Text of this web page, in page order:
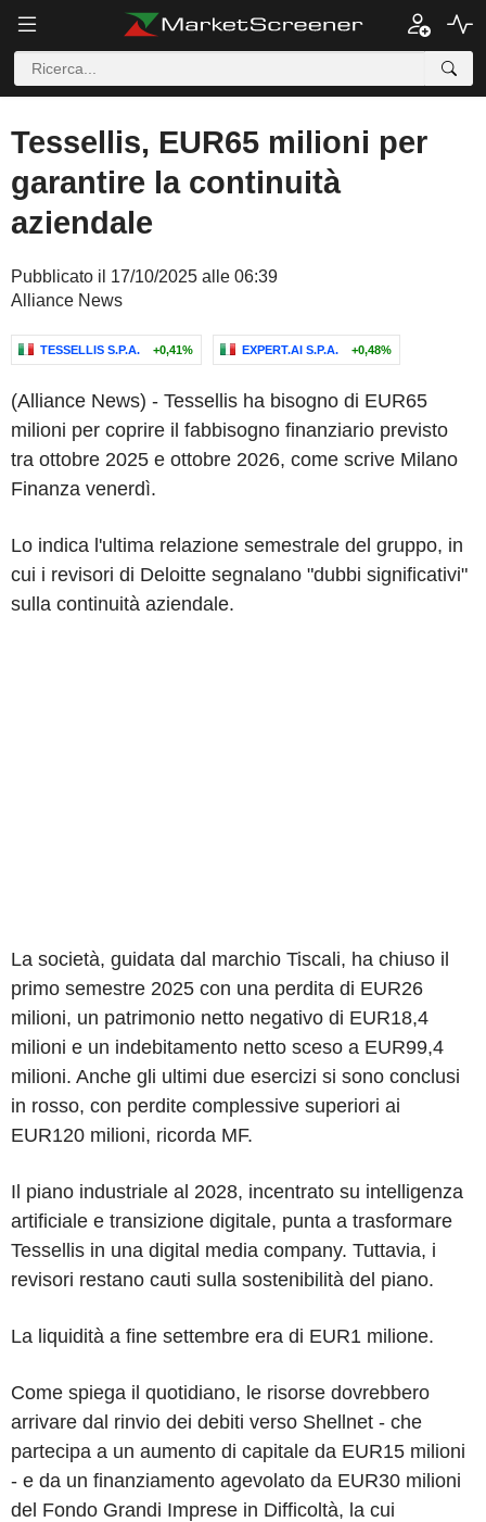
Tessellis, EUR65 milioni per
garantire la continuità
aziendale
Pubblicato il 17/10/2025 alle 06:39
Alliance News
TESSELLIS S.P.A. +0,41% EXPERT.AI S.P.A. +0,48%
(Alliance News) - Tessellis ha bisogno di EUR65
milioni per coprire il fabbisogno finanziario previsto
tra ottobre 2025 e ottobre 2026, come scrive Milano
Finanza venerdì.
Lo indica l'ultima relazione semestrale del gruppo, in
cui i revisori di Deloitte segnalano "dubbi significativi"
sulla continuità aziendale.
La società, guidata dal marchio Tiscali, ha chiuso il
primo semestre 2025 con una perdita di EUR26
milioni, un patrimonio netto negativo di EUR18,4
milioni e un indebitamento netto sceso a EUR99,4
milioni. Anche gli ultimi due esercizi si sono conclusi
in rosso, con perdite complessive superiori ai
EUR120 milioni, ricorda MF.
Il piano industriale al 2028, incentrato su intelligenza
artificiale e transizione digitale, punta a trasformare
Tessellis in una digital media company. Tuttavia, i
revisori restano cauti sulla sostenibilità del piano.
La liquidità a fine settembre era di EUR1 milione.
Come spiega il quotidiano, le risorse dovrebbero
arrivare dal rinvio dei debiti verso Shellnet - che
partecipa a un aumento di capitale da EUR15 milioni
- e da un finanziamento agevolato da EUR30 milioni
del Fondo Grandi Imprese in Difficoltà, la cui